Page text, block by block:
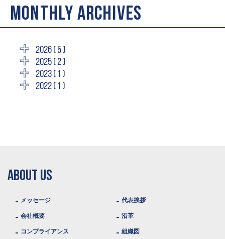
MONTHLY ARCHIVES
2026 ( 5 )
2025 ( 2 )
2023 ( 1 )
2022 ( 1 )
ABOUT US
メッセージ 代表挨拶
会社概要 沿革
コンプライアンス 組織図